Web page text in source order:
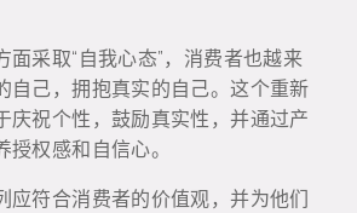
面采取“自我心态”，消费者也越来
自己，拥抱真实的自己。这个重新
庆祝个性，鼓励真实性，并通过产
权感和自信心。
应符合消费者的价值观，并为他们